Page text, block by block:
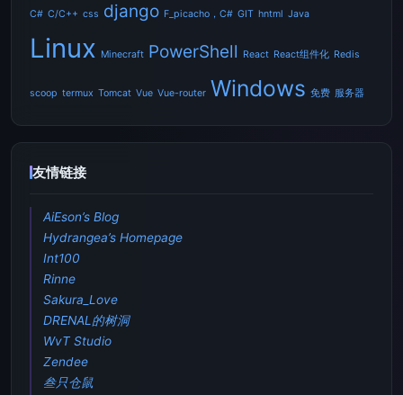
C# C/C++ css django F_picacho，C# GIT hntml Java
Linux Minecraft PowerShell React React组件化 Redis
scoop termux Tomcat Vue Vue-router Windows 免费 服务器
友情链接
AiEson’s Blog
Hydrangea’s Homepage
Int100
Rinne
Sakura_Love
DRENAL的树洞
WvT Studio
Zendee
叁只仓鼠